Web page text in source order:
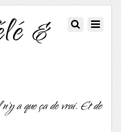
&
a que ça de vrai. Et de